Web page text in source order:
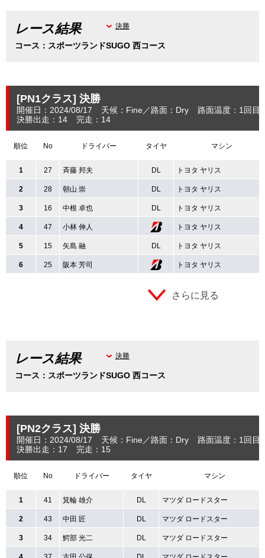
レース結果
コース：スポーツランドSUGO 西コース
決勝
[PN1クラス] 決勝
開催日：2024/08/17 天候：Fine 路面：Dry
路面温度：1回
決勝出走：14
完走：14
順位 No ドライバー タイヤ マシン
1 27 斉藤 邦夫 DL トヨタ ヤリス
2 28 朝山 崇 DL トヨタ ヤリス
3 16 中根 卓也 DL トヨタ ヤリス
4 47 小林 伸人 トヨタ ヤリス
5 15 矢島 融 DL トヨタ ヤリス
6 25 阪本 芳司 トヨタ ヤリス
さらに見る
レース結果
コース：スポーツランドSUGO 西コース
決勝
[PN2クラス] 決勝
開催日：2024/08/17 天候：Fine 路面：Dry
路面温度：1回
決勝出走：17
完走：15
順位 No ドライバー タイヤ マシン
1 41 箕輪 雄介 DL マツダ ロードスター
2 43 中田 匠 DL マツダ ロードスター
3 34 鰐部 光二 DL マツダ ロードスター